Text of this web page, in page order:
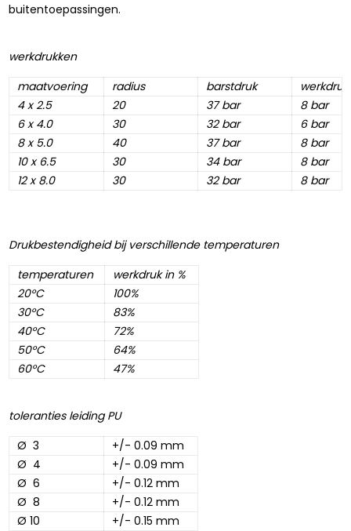
buitentoepassingen.
werkdrukken
maatvoering
radius barstdruk
werkdruk
4 x 2.5
20 37 bar
8 bar
6 x 4.0
30 32 bar
6 bar
8 x 5.0
40 37 bar
8 bar
10 x 6.5
30 34 bar
8 bar
12 x 8.0
30 32 bar 8 bar
Drukbestendigheid bij verschillende temperaturen
temperaturen
werkdruk in %
20°C
100%
30°C
83%
40°C
72%
50°C
64%
60°C
47%
toleranties leiding PU
Ø  3
+/- 0.09 mm
Ø  4
+/- 0.09 mm
Ø  6
+/- 0.12 mm
Ø  8
+/- 0.12 mm
Ø 10
+/- 0.15 mm